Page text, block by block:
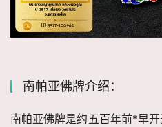
南帕亚佛牌介绍：
南帕亚佛牌是约五百年前*早